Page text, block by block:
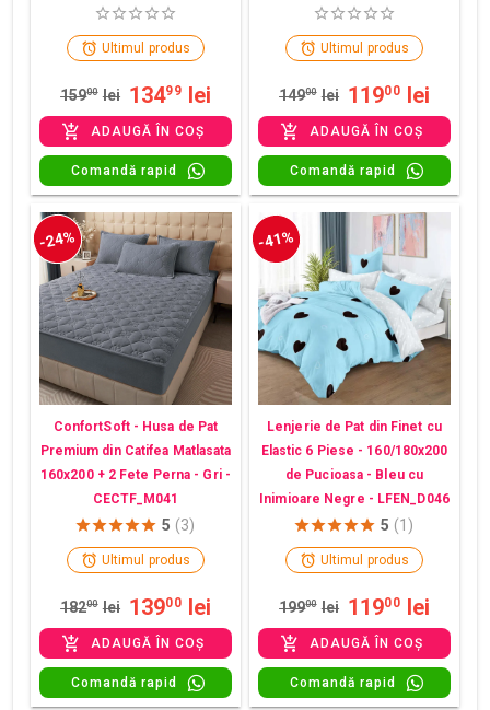
Ultimul produs
15900 lei 13499 lei
ADAUGĂ ÎN COȘ
Comandă rapid
Ultimul produs
14900 lei 11900 lei
ADAUGĂ ÎN COȘ
Comandă rapid
-24%
ConfortSoft - Husa de Pat
Premium din Catifea Matlasata
160x200 + 2 Fete Perna - Gri -
CECTF_M041
5 (3)
Ultimul produs
18200 lei 13900 lei
ADAUGĂ ÎN COȘ
Comandă rapid
-41%
Lenjerie de Pat din Finet cu
Elastic 6 Piese - 160/180x200
de Pucioasa - Bleu cu
Inimioare Negre - LFEN_D046
5 (1)
Ultimul produs
19900 lei 11900 lei
ADAUGĂ ÎN COȘ
Comandă rapid